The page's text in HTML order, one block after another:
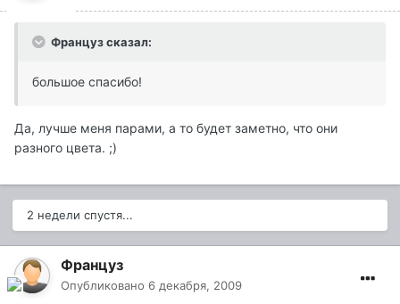
Француз сказал:
большое спасибо!
Да, лучше меня парами, а то будет заметно, что они
разного цвета. ;)
2 недели спустя...
Француз
Опубликовано 6 декабря, 2009